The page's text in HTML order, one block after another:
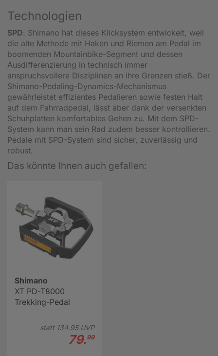
Technologien
SPD: Shimano hat dieses Klicksystem entwickelt, weil
die alte Methode mit Haken und Riemen am Pedal im
boomenden Mountainbike-Segment und dessen
Ausdifferenzierung in technisch immer
anspruchsvollere Disziplinen an ihre Grenzen stieß. Der
Shimano-Pedaling-Dynamics-Mechanismus
gewährleistet effizientes Pedalieren sowie festen Halt
auf dem Fahrradpedal, lässt aber dank der versenkten
Schuhplatten komfortables Gehen zu. Mit dem SPD-
System kann man sein Rad zudem besser kontrollieren.
Pedale mit SPD-System sind sicher, zuverlässig und
robust.
Das könnte Ihnen auch gefallen:
Shimano
XT PD-T8000
Trekking-Pedal
statt 134.95UVP
79.99